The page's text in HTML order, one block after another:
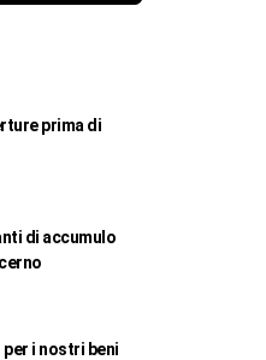
prima di
di accumulo
per i nostri beni